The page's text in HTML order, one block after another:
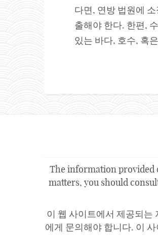
다면, 연방 법원에
출해야 한다. 한편,
있는 바다, 호수, 혹
The information provided
matters, you should
이 웹 사이트에서 제공되는
에게 문의해야 합니다. 이